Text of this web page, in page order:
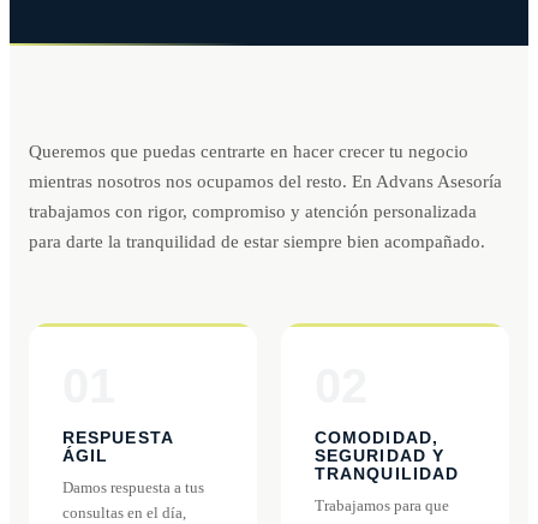
Queremos que puedas centrarte en hacer crecer tu negocio
mientras nosotros nos ocupamos del resto. En Advans Asesoría
trabajamos con rigor, compromiso y atención personalizada
para darte la tranquilidad de estar siempre bien acompañado.
RESPUESTA
ÁGIL
Damos respuesta a tus
consultas en el día,
COMODIDAD,
SEGURIDAD Y
TRANQUILIDAD
Trabajamos para que